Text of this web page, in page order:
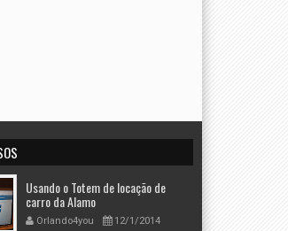
Usando o Totem de locação de
carro da Alamo
Orlando4you 12/1/2014